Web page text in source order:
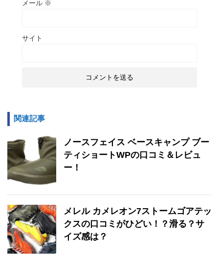
メール ※
サイト
関連記事
ノースフェイス ベースキャンプ ブー
ティショートWPの口コミ＆レビュ
ー！
メレル カメレオン7ストームゴアテッ
クスの口コミがひどい！？滑る？サ
イズ感は？